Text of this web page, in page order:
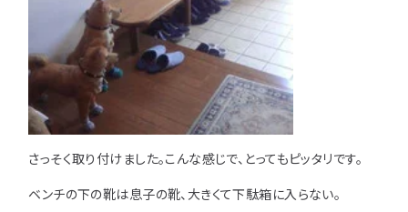
種類から選ぶ 樹種一覧 用途などから選
ぶ
特注対応
関連商品 サンプルのご購入
Tel. 0584-33-2070
営業時間 9:00〜17:00（土日祝 定休）
さっそく取り付けました。こんな感じで、とってもピッタリです。
ベンチの下の靴は息子の靴、大きくて下駄箱に入らない。